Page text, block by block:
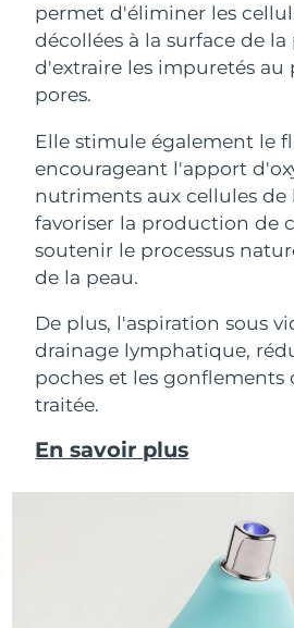
permet d'éliminer les
décollées à la surface de la
d'extraire les impuretés au
pores.
Elle stimule également le
encourageant l'apport
nutriments aux cellules de
favoriser la production de
soutenir le processus
de la peau.
De plus, l'aspiration sous
drainage lymphatique,
poches et les gonflements
traitée.
En savoir plus